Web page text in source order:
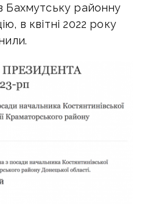
Бахмутську районну
в квітні 2022 року